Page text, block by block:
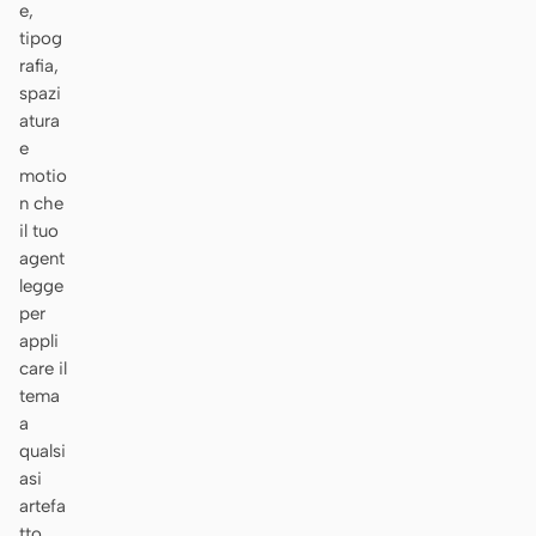
e,
tipog
rafia,
spazi
atura
e
motio
n che
il tuo
agent
legge
per
appli
care il
tema
a
qualsi
asi
artefa